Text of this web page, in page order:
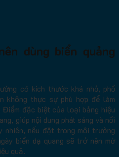
dùng biển quảng
có kích thước khá nhỏ, phổ
không thực sự phù hợp để làm
Điểm đặc biệt của loại bảng hiệu
giúp nội dung phát sáng và nổi
nhiên, nếu đặt trong môi trường
biển dạ quang sẽ trở nên mờ
quả.